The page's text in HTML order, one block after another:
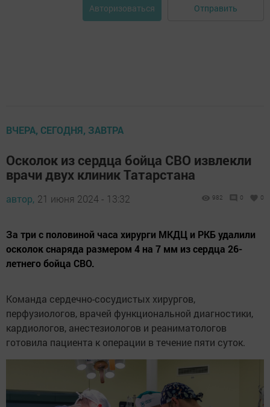
Авторизоваться Отправить
ВЧЕРА, СЕГОДНЯ, ЗАВТРА
Осколок из сердца бойца СВО извлекли
врачи двух клиник Татарстана
автор, 21 июня 2024 - 13:32 982 0 0
За три с половиной часа хирурги МКДЦ и РКБ удалили
осколок снаряда размером 4 на 7 мм из сердца 26-
летнего бойца СВО.
Команда сердечно-сосудистых хирургов,
перфузиологов, врачей функциональной диагностики,
кардиологов, анестезиологов и реаниматологов
готовила пациента к операции в течение пяти суток.